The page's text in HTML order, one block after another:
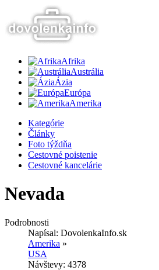
Afrika
Austrália
Ázia
Európa
Amerika
Kategórie
Články
Foto týždňa
Cestovné poistenie
Cestovné kancelárie
Nevada
Podrobnosti
Napísal: DovolenkaInfo.sk
Amerika »
USA
Návštevy: 4378